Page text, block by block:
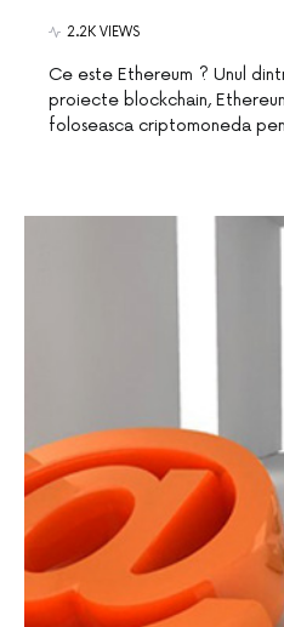
2.2K VIEWS
Ce este Ethereum ? Unul
proiecte blockchain,
foloseasca criptomoneda